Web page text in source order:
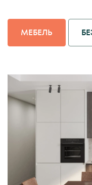
МЕБЕЛЬ